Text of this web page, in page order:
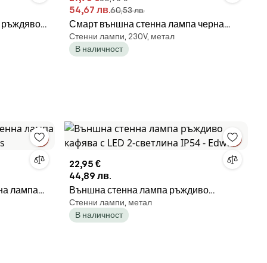
ръждяво
54,67 лв.60,53 лв.
Смарт външна стенна лампа черна
IP44 с WiFi GU10 - Femke
Стенни лампи, 230V, метал
В наличност
лампа
22,95 €
44,89 лв.
Външна стенна лампа ръждиво
кафява с LED 2-светлина IP54 - Edwin
Стенни лампи, метал
В наличност